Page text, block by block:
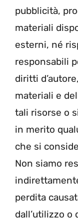
pubblicità,
materiali
esterni, né
responsabili
diritti
materiali e
tali risorse o
in merito
che si
Non siamo
perdita
dall’utilizzo o